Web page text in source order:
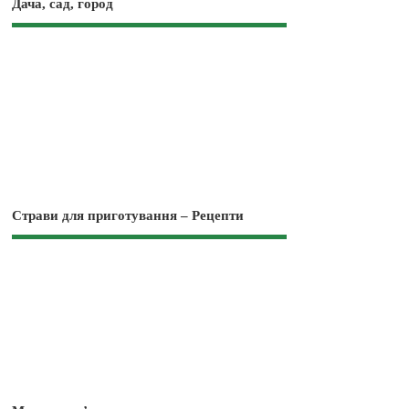
Дача, сад, город
Страви для приготування – Рецепти